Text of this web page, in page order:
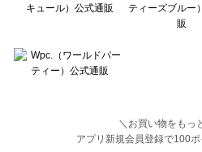
＼お買い物をもっ
アプリ新規会員登録で100ポ